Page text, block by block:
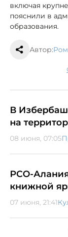
включая
пояснили в
образования.
Автор:
В
на
08 июня, 07:05
РСО-Алания
книжной
07 июня, 21:41